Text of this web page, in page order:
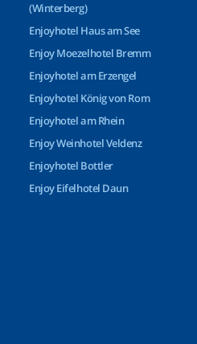
(Winterberg)
Enjoyhotel Haus am See
Enjoy Moezelhotel Bremm
Enjoyhotel am Erzengel
Enjoyhotel König von Rom
Enjoyhotel am Rhein
Enjoy Weinhotel Veldenz
Enjoyhotel Bottler
Enjoy Eifelhotel Daun